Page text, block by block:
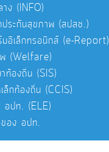
ง (INFO)
ระกันสุขภาพ (สปสช.)
มอิเล็กทรอนิกส์ (e-Report)
พ (Welfare)
ท้องถิ่น (SIS)
ล็กท้องถิ่น (CCIS)
อปท. (ELE)
ของ อปท.